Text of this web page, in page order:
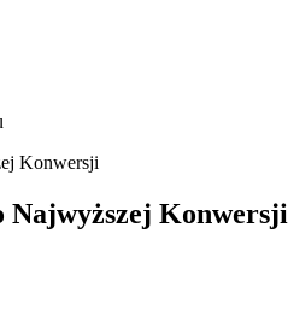
Konwersji
Konwersji